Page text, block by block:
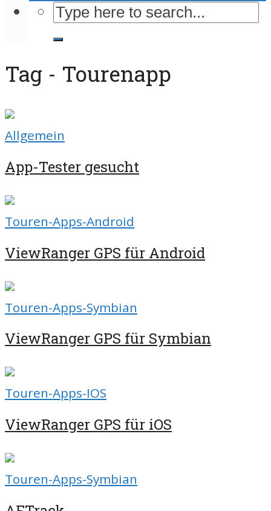
Tag - Tourenapp
Allgemein
App-Tester gesucht
Touren-Apps-Android
ViewRanger GPS für Android
Touren-Apps-Symbian
ViewRanger GPS für Symbian
Touren-Apps-IOS
ViewRanger GPS für iOS
Touren-Apps-Symbian